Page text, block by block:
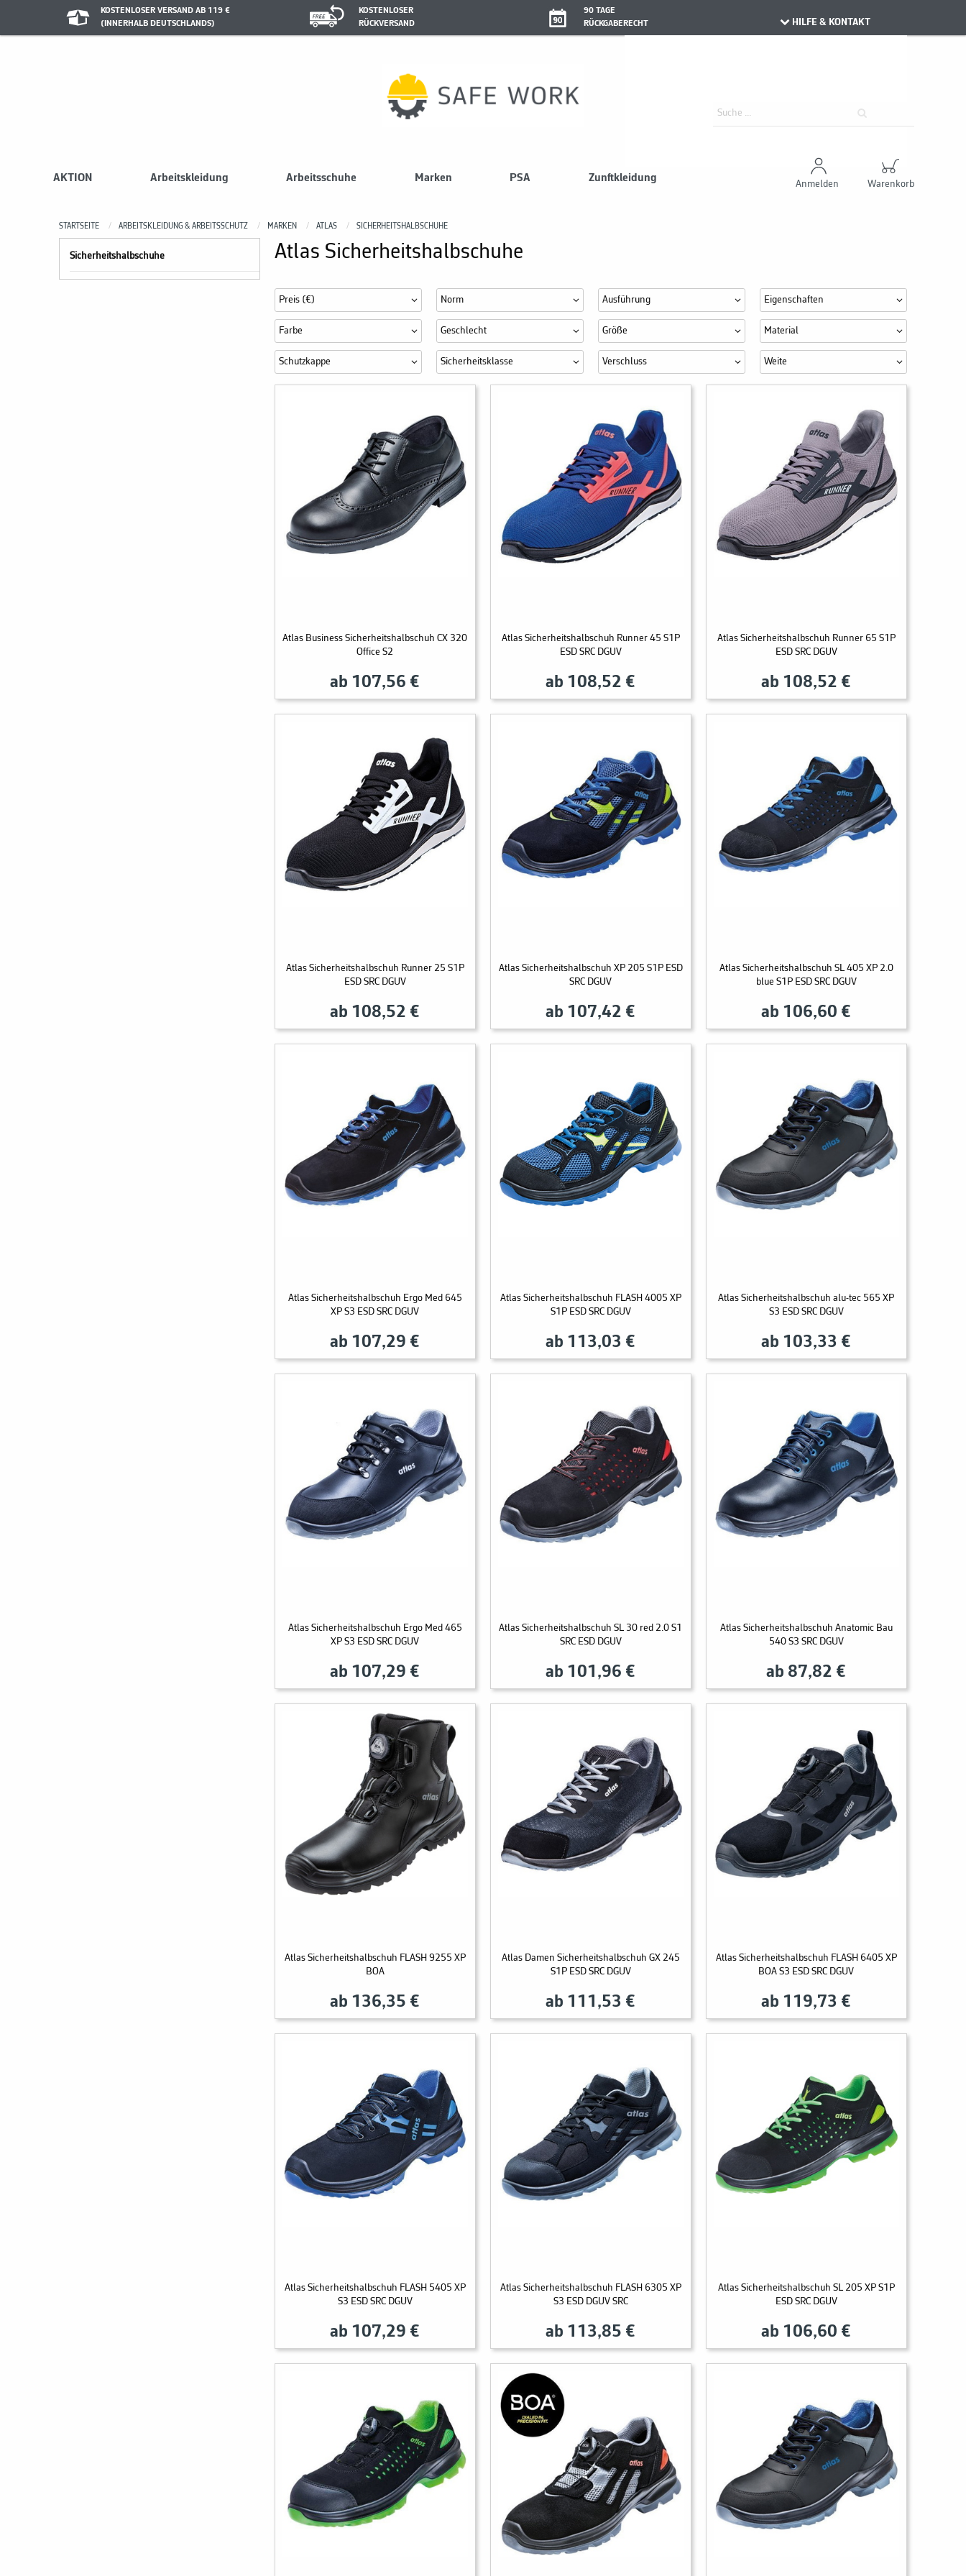
KOSTENLOSER VERSAND AB 119 €
(INNERHALB DEUTSCHLANDS)
KOSTENLOSER
RÜCKVERSAND
90 TAGE
RÜCKGABERECHT
HILFE & KONTAKT
AKTION Arbeitskleidung Arbeitsschuhe Marken PSA Zunftkleidung
Anmelden Warenkorb
STARTSEITE ARBEITSKLEIDUNG & ARBEITSSCHUTZ MARKEN ATLAS SICHERHEITSHALBSCHUHE
Sicherheitshalbschuhe Atlas Sicherheitshalbschuhe
Preis (€) Norm Ausführung Eigenschaften
Farbe Geschlecht Größe Material
Schutzkappe Sicherheitsklasse Verschluss Weite
Atlas Business Sicherheitshalbschuh CX 320
Office S2
ab 107,56 €
Atlas Sicherheitshalbschuh Runner 45 S1P
ESD SRC DGUV
ab 108,52 €
Atlas Sicherheitshalbschuh Runner 65 S1P
ESD SRC DGUV
ab 108,52 €
Atlas Sicherheitshalbschuh Runner 25 S1P
ESD SRC DGUV
ab 108,52 €
Atlas Sicherheitshalbschuh XP 205 S1P ESD
SRC DGUV
ab 107,42 €
Atlas Sicherheitshalbschuh SL 405 XP 2.0
blue S1P ESD SRC DGUV
ab 106,60 €
Atlas Sicherheitshalbschuh Ergo Med 645
XP S3 ESD SRC DGUV
ab 107,29 €
Atlas Sicherheitshalbschuh FLASH 4005 XP
S1P ESD SRC DGUV
ab 113,03 €
Atlas Sicherheitshalbschuh alu-tec 565 XP
S3 ESD SRC DGUV
ab 103,33 €
Atlas Sicherheitshalbschuh Ergo Med 465
XP S3 ESD SRC DGUV
ab 107,29 €
Atlas Sicherheitshalbschuh SL 30 red 2.0 S1
SRC ESD DGUV
ab 101,96 €
Atlas Sicherheitshalbschuh Anatomic Bau
540 S3 SRC DGUV
ab 87,82 €
Atlas Sicherheitshalbschuh FLASH 9255 XP
BOA
ab 136,35 €
Atlas Damen Sicherheitshalbschuh GX 245
S1P ESD SRC DGUV
ab 111,53 €
Atlas Sicherheitshalbschuh FLASH 6405 XP
BOA S3 ESD SRC DGUV
ab 119,73 €
Atlas Sicherheitshalbschuh FLASH 5405 XP
S3 ESD SRC DGUV
ab 107,29 €
Atlas Sicherheitshalbschuh FLASH 6305 XP
S3 ESD DGUV SRC
ab 113,85 €
Atlas Sicherheitshalbschuh SL 205 XP S1P
ESD SRC DGUV
ab 106,60 €